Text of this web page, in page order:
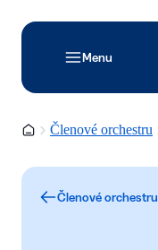
Menu
Domovská stránka
Členové orchestru
Členové orchestru